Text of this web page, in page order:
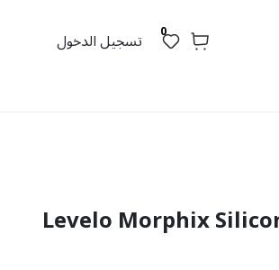
0
تسجيل الدخول
Levelo Morphix